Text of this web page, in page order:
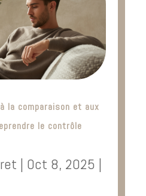
la comparaison et aux
le contrôle
| Oct 8, 2025 |